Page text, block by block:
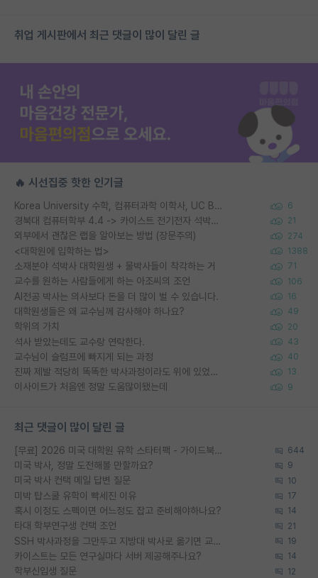
취업 게시판에서 최근 댓글이 많이 달린 글
🔥 시선집중 핫한 인기글
Korea University 수학, 컴퓨터과학 이학사, UC Berkeley 산업공학 대학원 공학박사가 되는 것은 쉽지 않겠죠? 6
경북대 컴퓨터학부 4.4 -> 카이스트 전기전자 석박사통합과정 합격 21
외부에서 괜찮은 랩을 알아보는 방법 (장문주의) 274
<대학원에 입학하는 법> 1388
소재분야 석박사 대학원생 + 물박사들이 착각하는 거 71
교수를 원하는 사람들에게 하는 아조씨의 조언 106
AI전공 박사는 의사보다 돈을 더 많이 벌 수 있습니다. 16
대학원생들은 왜 교수님께 감사해야 하나요? 49
학위의 가치 20
석사 받았는데도 교수랑 연락한다. 43
교수님이 슬럼프에 빠지게 되는 과정 40
진짜 제발 적당히 똑똑한 박사과정이라도 위에 있었으면.. 13
이사이트가 처음엔 정말 도움많이됐는데 9
최근 댓글이 많이 달린 글
[무료] 2026 미국 대학원 유학 스타터팩 - 가이드북 & 합격자 컨택메일 템플릿 644
미국 박사, 정말 도전해볼 만할까요? 9
미국 박사 컨택 메일 답변 질문 10
미박 탑스쿨 유학이 빡세진 이유 17
혹시 이정도 스펙이면 어느정도 잡고 준비해야하나요? 14
타대 학부연구생 컨택 조언 21
SSH 박사과정을 그만두고 지방대 박사로 옮기면 교수의 꿈은 끝일까요? 19
카이스트는 모든 연구실마다 서버 제공해주나요? 14
학부신입생 질문 12